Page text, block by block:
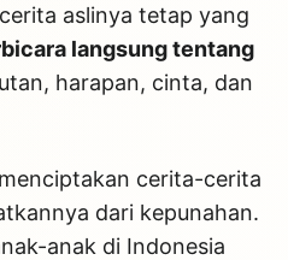
aslinya tetap yang
langsung tentang
harapan, cinta, dan
cerita-cerita
dari kepunahan.
anak di Indonesia